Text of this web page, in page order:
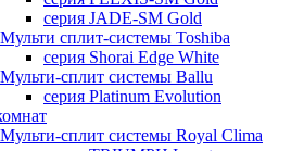
серия JADE-SM Gold
Мульти сплит-системы Toshiba
серия Shorai Edge White
Мульти-сплит системы Ballu
серия Platinum Evolution
Мульти-сплит системы Royal Clima